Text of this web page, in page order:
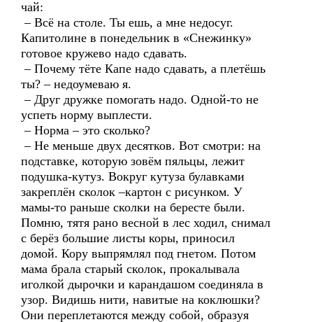
чай:
– Всё на столе. Ты ешь, а мне недосуг.
Капитолине в понедельник в «Снежинку»
готовое кружево надо сдавать.
– Почему тёте Капе надо сдавать, а плетёшь
ты? – недоумеваю я.
– Друг дружке помогать надо. Одной-то не
успеть норму выплести.
– Норма – это сколько?
– Не меньше двух десятков. Вот смотри: на
подставке, которую зовём пяльцы, лежит
подушка-кутуз. Вокруг кутуза булавками
закреплён сколок –картон с рисунком. У
мамы-то раньше сколки на бересте были.
Помню, тятя рано весной в лес ходил, снимал
с берёз большие листы коры, приносил
домой. Кору выпрямлял под гнетом. Потом
мама брала старый сколок, прокалывала
иголкой дырочки и карандашом соединяла в
узор. Видишь нити, навитые на коклюшки?
Они переплетаются между собой, образуя